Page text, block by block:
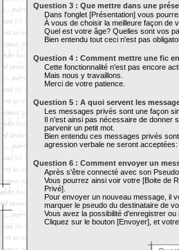
Question 3 : Que mettre dans une
Dans l'onglet [Présentation] vous
À vous de choisir la meilleure façon de
Quel est votre âge? Quelles sont vos
Bien entendu tout ceci n'est pas
Question 4 : Comment mettre une fic
Cette fonctionnalité n'est pas encore
Mais nous y travaillons.
Merci de votre patience.
Question 5 : A quoi servent les
Les messages privés sont une façon
Il n'est ainsi pas nécessaire de donner
parvenir un petit mot.
Bien entendu ces messages privés
agression verbale ne seront
Question 6 : Comment envoyer un
Après s'être connecté avec son
Vous pourrez ainsi voir votre [Boite de
Privé].
Pour envoyer un nouveau message, il
marquer le pseudo du destinataire de
Vous avez la possibilité d'enregistrer
Cliquez sur le bouton [Envoyer], et